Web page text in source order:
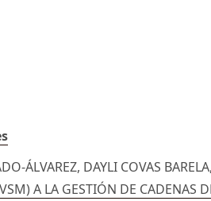
ÁLVAREZ, DAYLI COVAS
A LA GESTIÓN DE CADENAS